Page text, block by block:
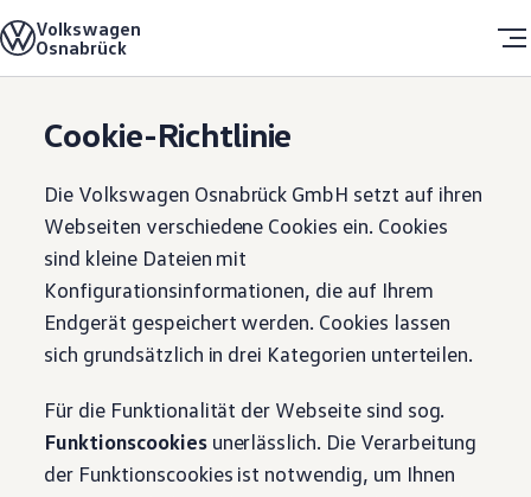
main
to
Volkswagen
Osnabrück
Das Unternehmen
Über uns
Unsere Unternehmenskultur
Einstieg
Duales Studium
Niedersachsen-Technikum
Schulpraktikum
Ausbildung
Offene Stellen
Bewerbungsprozess
Erlebnis & Besucher
Anfahrt & Kontakt
Veranstaltungen
Home Cookie-Richtlinie
Cookie-Richtlinie
Die Volkswagen Osnabrück GmbH setzt auf ihren
Webseiten verschiedene Cookies ein. Cookies
sind kleine Dateien mit
Konfigurationsinformationen, die auf Ihrem
Endgerät gespeichert werden. Cookies lassen
sich grundsätzlich in drei Kategorien unterteilen.
Für die Funktionalität der Webseite sind sog.
Funktionscookies unerlässlich. Die Verarbeitung
der Funktionscookies ist notwendig, um Ihnen